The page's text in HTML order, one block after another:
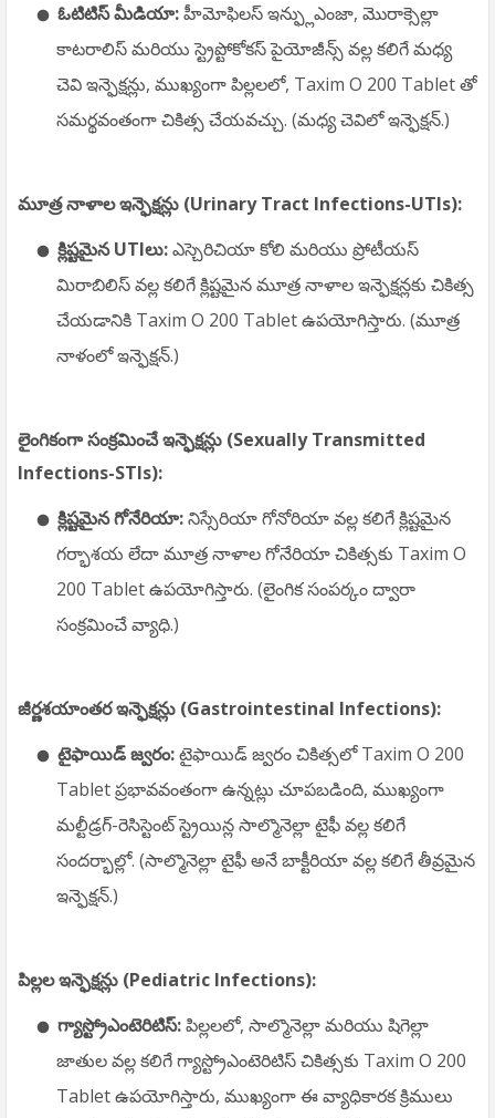
ఓటిటిస్ మీడియా:హీమోఫిలస్ ఇన్ఫ్లుఎంజా, మొరాక్సెల్లా
కాటరాలిస్ మరియు స్ట్రెప్టోకోకస్ పైయోజీన్స్ వల్ల కలిగే మధ్య
చెవి ఇన్ఫెక్షన్లు, ముఖ్యంగా పిల్లలలో, Taxim O 200 Tablet తో
సమర్థవంతంగా చికిత్స చేయవచ్చు. (మధ్య చెవిలో ఇన్ఫెక్షన్.)
మూత్ర నాళాల ఇన్ఫెక్షన్లు (Urinary Tract Infections-UTIs):
క్లిష్టమైన UTIలు:ఎస్చెరిచియా కోలి మరియు ప్రోటీయస్
మిరాబిలిస్ వల్ల కలిగే క్లిష్టమైన మూత్ర నాళాల ఇన్ఫెక్షన్లకు చికిత్స
చేయడానికి Taxim O 200 Tablet ఉపయోగిస్తారు. (మూత్ర
నాళంలో ఇన్ఫెక్షన్.)
లైంగికంగా సంక్రమించే ఇన్ఫెక్షన్లు (Sexually Transmitted
Infections-STIs):
క్లిష్టమైన గోనేరియా:నిస్సేరియా గోనోరియా వల్ల కలిగే క్లిష్టమైన
గర్భాశయ లేదా మూత్ర నాళాల గోనేరియా చికిత్సకు Taxim O
200 Tablet ఉపయోగిస్తారు. (లైంగిక సంపర్కం ద్వారా
సంక్రమించే వ్యాధి.)
జీర్ణశయాంతర ఇన్ఫెక్షన్లు (Gastrointestinal Infections):
టైఫాయిడ్ జ్వరం:టైఫాయిడ్ జ్వరం చికిత్సలో Taxim O 200
Tablet ప్రభావవంతంగా ఉన్నట్లు చూపబడింది, ముఖ్యంగా
మల్టీడ్రగ్-రెసిస్టెంట్ స్ట్రెయిన్ల సాల్మొనెల్లా టైఫీ వల్ల కలిగే
సందర్భాల్లో. (సాల్మొనెల్లా టైఫీ అనే బాక్టీరియా వల్ల కలిగే తీవ్రమైన
ఇన్ఫెక్షన్.)
పిల్లల ఇన్ఫెక్షన్లు (Pediatric Infections):
గ్యాస్ట్రోఎంటెరిటిస్:పిల్లలలో, సాల్మొనెల్లా మరియు షిగెల్లా
జాతుల వల్ల కలిగే గ్యాస్ట్రోఎంటెరిటిస్ చికిత్సకు Taxim O 200
Tablet ఉపయోగిస్తారు, ముఖ్యంగా ఈ వ్యాధికారక క్రిములు